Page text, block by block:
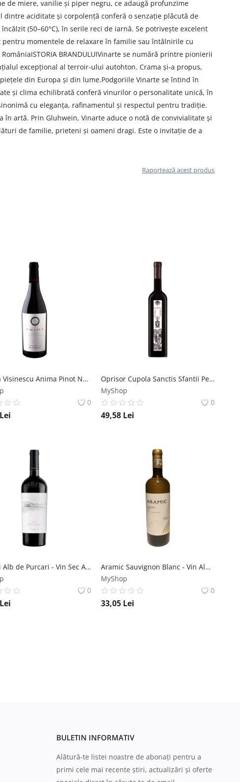
de miere, vanilie și piper negru, ce adaugă profunzime
aciditate și corpolență conferă o senzație plăcută de
(50–60°C), în serile reci de iarnă. Se potrivește excelent
momentele de relaxare în familie sau întâlnirile cu
BRANDULUIVinarte se numără printre pionierii
excepțional al terroir-ului autohton. Crama și-a propus,
din Europa și din lume.Podgoriile Vinarte se întind în
și clima echilibrată conferă vinurilor o personalitate unică, în
cu eleganța, rafinamentul și respectul pentru tradiție.
artă. Prin Gluhwein, Vinarte aduce o notă de convivialitate și
de familie, prieteni și oameni dragi. Este o invitație de a
Raportează acest produs
Aurelia Visinescu Anima Pinot Noir - Vin Rosu Sec - Romania - 0.75L Aurelia Visinescu
0
Lei
Oprisor Cupola Sanctis Sfantii Petru si Pavel - Vin Rosu Sec - Romania - 0.75L Crama Oprisor
MyShop
0
49,58 Lei
Purcari Alb de Purcari - Vin Sec Alb - Republica Moldova - 0.75L Crama Purcari
0
Lei
Aramic Sauvignon Blanc - Vin Alb Sec - Romania - 0.75L Crama Aramic
MyShop
0
33,05 Lei
BULETIN INFORMATIV
Alătură-te listei noastre de abonați pentru a
primi cele mai recente știri, actualizări și oferte